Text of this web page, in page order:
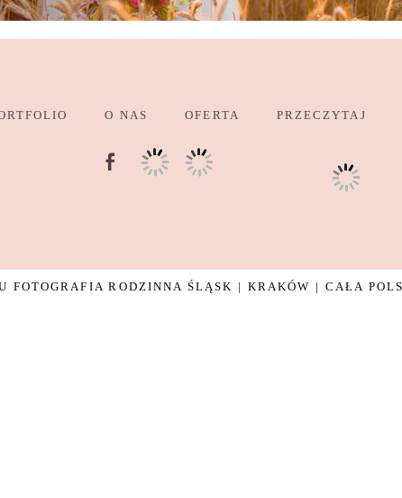
O NAS OFERTA PRZECZYTAJ
FOTOGRAFIA RODZINNA ŚLĄSK | KRAKÓW | CAŁA